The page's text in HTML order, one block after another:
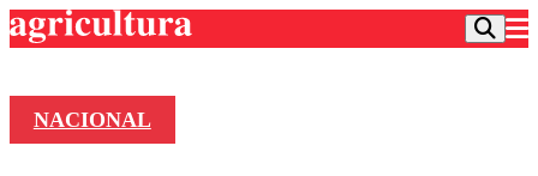
NACIONAL